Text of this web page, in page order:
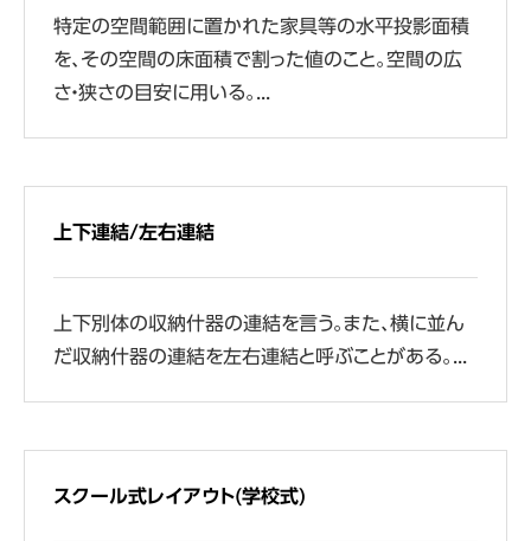
特定の空間範囲に置かれた家具等の水平投影面積
を、その空間の床面積で割った値のこと。空間の広
さ・狭さの目安に用いる。...
上下連結/左右連結
上下別体の収納什器の連結を言う。また、横に並ん
だ収納什器の連結を左右連結と呼ぶことがある。...
スクール式レイアウト(学校式)